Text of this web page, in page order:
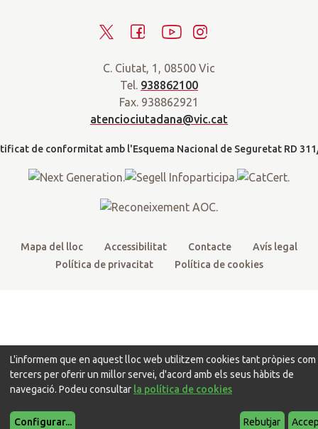
i
t
t
c
e
b
o
k
Y
u
t
u
s
a
a
m
C. Ciutat, 1, 08500 Vic
Tel. 938862100
Fax. 938862921
atenciociutadana@vic.cat
Mapa del lloc Accessibilitat Contacte
Avís legal
Política de privacitat
Política de cookies
t
L'informem que en aquest lloc web utilitzem cookies tant pròpies com
tercers per oferir un millor servei, d'acord amb els seus hàbits de
navegació. Podeu consultar la política de cookies
Configurar... Rebutjar